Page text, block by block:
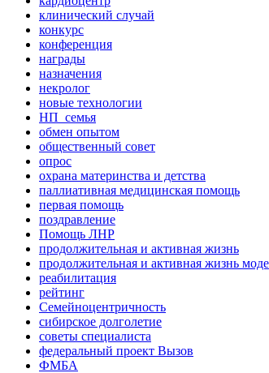
клинический случай
конкурс
конференция
награды
назначения
некролог
новые технологии
НП_семья
обмен опытом
общественный совет
опрос
охрана материнства и детства
паллиативная медицинская помощь
первая помощь
поздравление
Помощь ЛНР
продолжительная и активная жизнь
продолжительная и активная жизнь
реабилитация
рейтинг
Семейноцентричность
сибирское долголетие
советы специалиста
федеральный проект Вызов
ФМБА